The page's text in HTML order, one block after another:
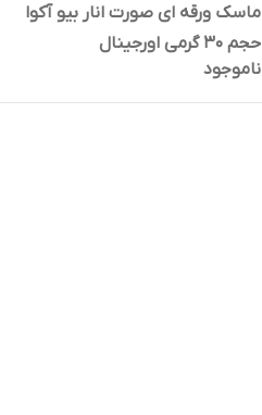
ماسک ورقه ای صورت انار بیو آکوا
حجم ۳۰ گرمی اورجینال
ناموجود